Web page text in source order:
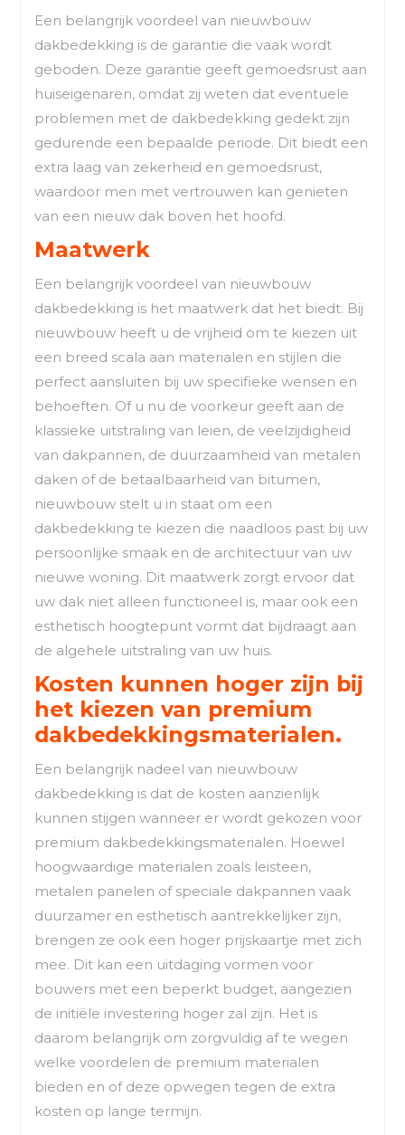
Een belangrijk voordeel van nieuwbouw
dakbedekking is de garantie die vaak wordt
geboden. Deze garantie geeft gemoedsrust aan
huiseigenaren, omdat zij weten dat eventuele
problemen met de dakbedekking gedekt zijn
gedurende een bepaalde periode. Dit biedt een
extra laag van zekerheid en gemoedsrust,
waardoor men met vertrouwen kan genieten
van een nieuw dak boven het hoofd.
Maatwerk
Een belangrijk voordeel van nieuwbouw
dakbedekking is het maatwerk dat het biedt. Bij
nieuwbouw heeft u de vrijheid om te kiezen uit
een breed scala aan materialen en stijlen die
perfect aansluiten bij uw specifieke wensen en
behoeften. Of u nu de voorkeur geeft aan de
klassieke uitstraling van leien, de veelzijdigheid
van dakpannen, de duurzaamheid van metalen
daken of de betaalbaarheid van bitumen,
nieuwbouw stelt u in staat om een
dakbedekking te kiezen die naadloos past bij uw
persoonlijke smaak en de architectuur van uw
nieuwe woning. Dit maatwerk zorgt ervoor dat
uw dak niet alleen functioneel is, maar ook een
esthetisch hoogtepunt vormt dat bijdraagt aan
de algehele uitstraling van uw huis.
Kosten kunnen hoger zijn bij
het kiezen van premium
dakbedekkingsmaterialen.
Een belangrijk nadeel van nieuwbouw
dakbedekking is dat de kosten aanzienlijk
kunnen stijgen wanneer er wordt gekozen voor
premium dakbedekkingsmaterialen. Hoewel
hoogwaardige materialen zoals leisteen,
metalen panelen of speciale dakpannen vaak
duurzamer en esthetisch aantrekkelijker zijn,
brengen ze ook een hoger prijskaartje met zich
mee. Dit kan een uitdaging vormen voor
bouwers met een beperkt budget, aangezien
de initiële investering hoger zal zijn. Het is
daarom belangrijk om zorgvuldig af te wegen
welke voordelen de premium materialen
bieden en of deze opwegen tegen de extra
kosten op lange termijn.